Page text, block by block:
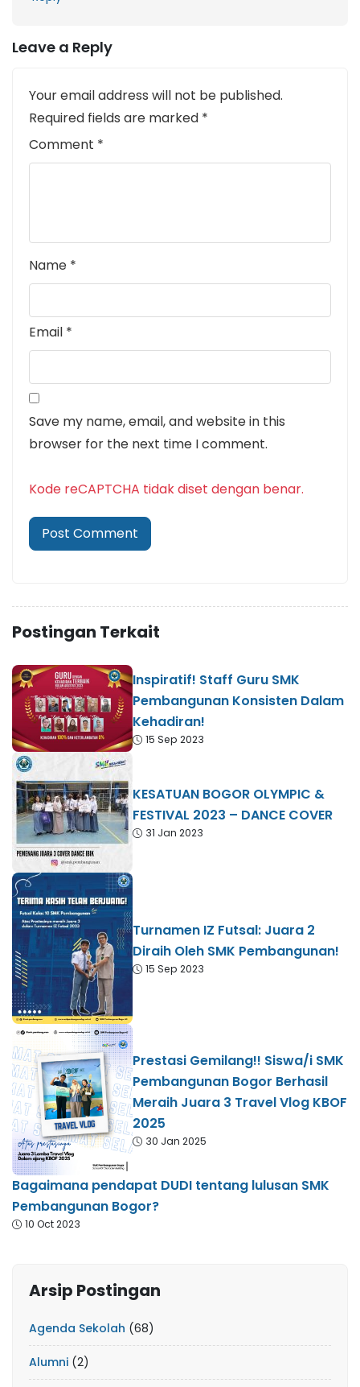
Leave a Reply
Your email address will not be published.
Required fields are marked *
Comment *
Name *
Email *
Save my name, email, and website in this
browser for the next time I comment.
Kode reCAPTCHA tidak diset dengan benar.
Postingan Terkait
Inspiratif! Staff Guru SMK
Pembangunan Konsisten Dalam
Kehadiran!
15 Sep 2023
KESATUAN BOGOR OLYMPIC &
FESTIVAL 2023 – DANCE COVER
31 Jan 2023
Turnamen IZ Futsal: Juara 2
Diraih Oleh SMK Pembangunan!
15 Sep 2023
Prestasi Gemilang!! Siswa/i SMK
Pembangunan Bogor Berhasil
Meraih Juara 3 Travel Vlog KBOF
2025
30 Jan 2025
Bagaimana pendapat DUDI tentang lulusan SMK
Pembangunan Bogor?
10 Oct 2023
Arsip Postingan
Agenda Sekolah (68)
Alumni (2)